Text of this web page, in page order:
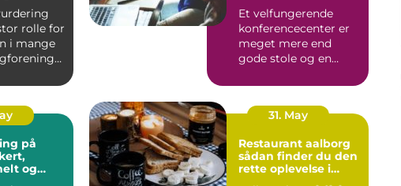
rolle for
i mange
kurser
Et velfungerende
konferencecenter er
meget mere end
gode stole og en
steder i N...
på
og
31. May
Restaurant aalborg
sådan finder du den
rette oplevelse i